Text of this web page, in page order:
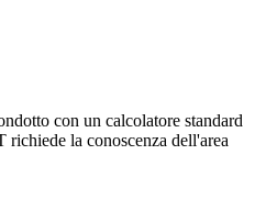
con un calcolatore standard
la conoscenza dell'area